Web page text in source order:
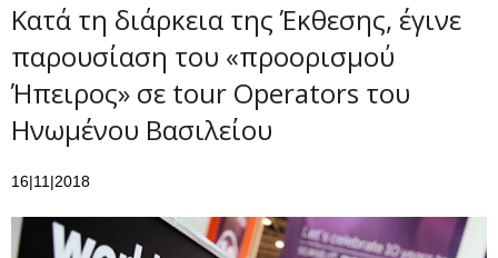
Κατά τη διάρκεια της Έκθεσης, έγινε
παρουσίαση του «προορισμού
Ήπειρος» σε tour Operators του
Ηνωμένου Βασιλείου
16|11|2018